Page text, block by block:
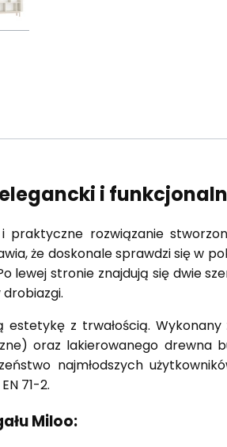
i
praktyczne rozwiązanie
że doskonale sprawdzi się w
lewej stronie znajdują się dwie
estetykę z trwałością.
oraz lakierowanego drewna
najmłodszych
71-2.
Miloo: